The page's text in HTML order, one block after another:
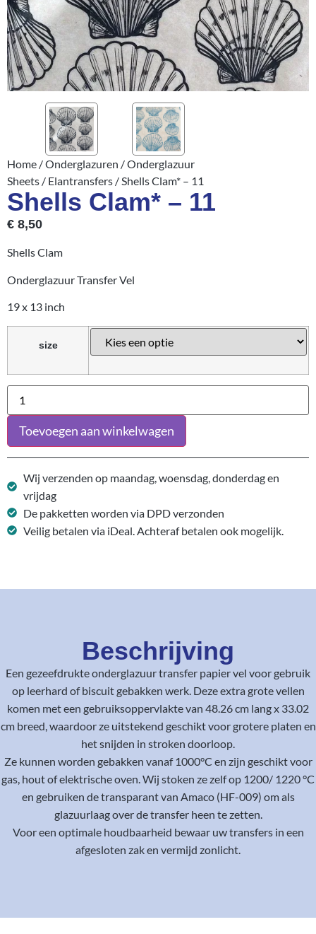
Home /Onderglazuren /Onderglazuur
Sheets / Elantransfers / Shells Clam* – 11
Shells Clam* – 11
€ 8,50
Shells Clam
Onderglazuur Transfer Vel
19 x 13 inch
size
Toevoegen aan winkelwagen
Wij verzenden op maandag, woensdag, donderdag en
vrijdag
De pakketten worden via DPD verzonden
Veilig betalen via iDeal. Achteraf betalen ook mogelijk.
Beschrijving
Een gezeefdrukte onderglazuur transfer papier vel voor gebruik
op leerhard of biscuit gebakken werk. Deze extra grote vellen
komen met een gebruiksoppervlakte van 48.26 cm lang x 33.02
cm breed, waardoor ze uitstekend geschikt voor grotere platen en
het snijden in stroken doorloop.
Ze kunnen worden gebakken vanaf 1000°C en zijn geschikt voor
gas, hout of elektrische oven. Wij stoken ze zelf op 1200/ 1220 °C
en gebruiken de transparant van Amaco (HF-009) om als
glazuurlaag over de transfer heen te zetten.
Voor een optimale houdbaarheid bewaar uw transfers in een
afgesloten zak en vermijd zonlicht.